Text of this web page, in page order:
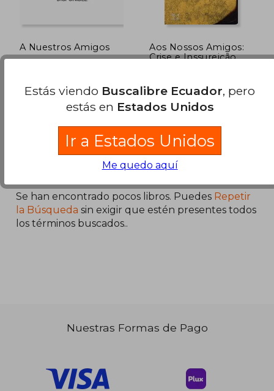
A Nuestros Amigos
Hekht Libros, 2000, Tapa
Blanda, Nuevo
Aos Nossos Amigos:
Crise e Inssureição
, Nuevo
Se han encontrado pocos libros. Puedes Repetir
la Búsqueda sin exigir que estén presentes todos
los términos buscados..
Nuestras Formas de Pago
Estás viendo Buscalibre Ecuador, pero
estás en Estados Unidos
Ir a Estados Unidos
Me quedo aquí